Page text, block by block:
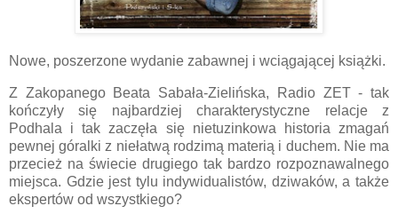
Nowe, poszerzone wydanie zabawnej i wciągającej książki.
Z Zakopanego Beata Sabała-Zielińska, Radio ZET - tak
kończyły się najbardziej charakterystyczne relacje z
Podhala i tak zaczęła się nietuzinkowa historia zmagań
pewnej góralki z niełatwą rodzimą materią i duchem. Nie ma
przecież na świecie drugiego tak bardzo rozpoznawalnego
miejsca. Gdzie jest tylu indywidualistów, dziwaków, a także
ekspertów od wszystkiego?